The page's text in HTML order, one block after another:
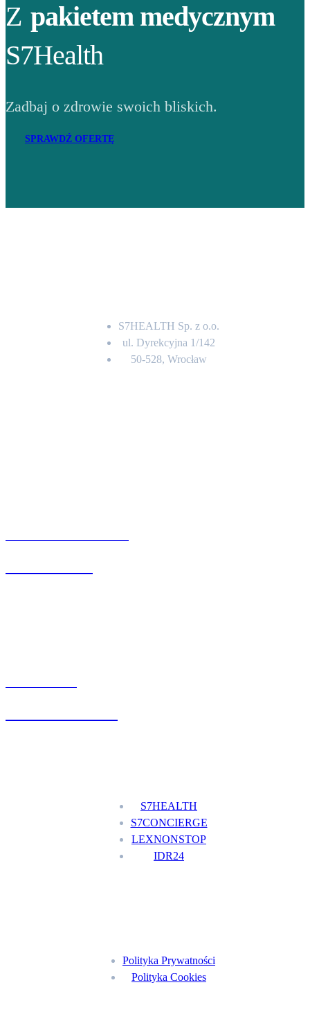
Z pakietem medycznym
S7Health
Zadbaj o zdrowie swoich bliskich.
SPRAWDŹ OFERTĘ
S7HEALTH Sp. z o.o.
ul. Dyrekcyjna 1/142
50-528, Wrocław
S7HEALTH
S7CONCIERGE
LEXNONSTOP
IDR24
Polityka Prywatności
Polityka Cookies